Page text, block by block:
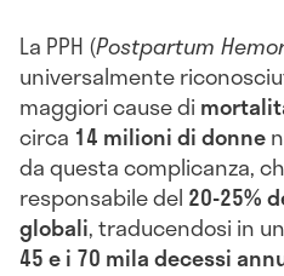
La PPH (Postpartum
universalmente
maggiori cause di
circa 14 milioni di donne
da questa complicanza,
responsabile del 20-25%
globali, traducendosi in
45 e i 70 mila decessi